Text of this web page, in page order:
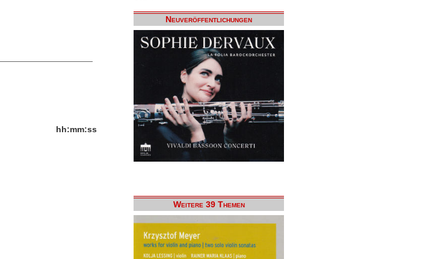
hh:mm:ss
Neuveröffentlichungen
Weitere 39 Themen